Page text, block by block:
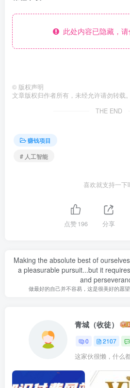
此处内容已隐藏，请
© 版权声明
文章版权归作者所有，未经允许请勿转载。
THE END
赚钱项目
# 人工智能
喜欢就支持一下
点赞196 分享
Making the absolute best of
a pleasurable pursuit...but it
and
做最好的自己并不容易，这是很美好的愿
青城（收徒）
0 2107
这家伙很懒，什么